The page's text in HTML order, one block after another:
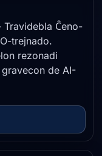
Travidebla Ĉeno-
trejnado.
rezonadi
de AI-